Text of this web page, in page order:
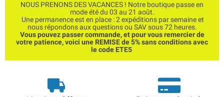
NOUS PRENONS DES VACANCES ! Notre boutique passe en
mode été du 03 au 21 août.
Une permanence est en place : 2 expéditions par semaine et
nous répondons aux questions ou SAV sous 72 heures.
Vous pouvez passer commande, et pour vous remercier de
votre patience, voici une REMISE de 5% sans conditions avec
le code ETE5